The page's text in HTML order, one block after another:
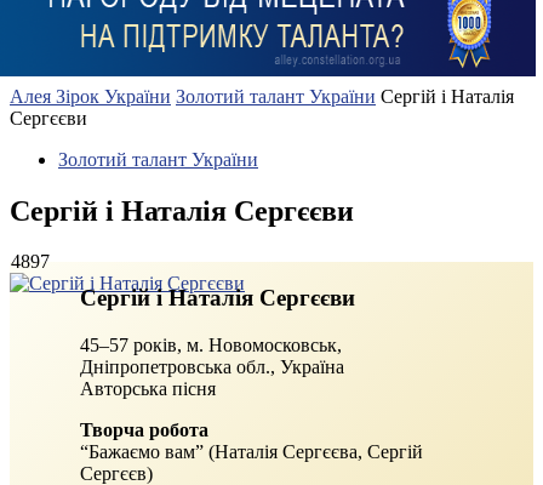
Алея Зірок України Золотий талант України Сергій і Наталія
Сергєєви
Золотий талант України
Сергій і Наталія Сергєєви
4897
Сергій і Наталія Сергєєви
45–57 років, м. Новомосковськ,
Дніпропетровська обл., Україна
Авторська пісня
Творча робота
“Бажаємо вам” (Наталія Сергєєва, Сергій
Сергєєв)